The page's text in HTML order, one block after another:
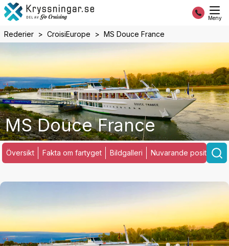
Meny
Rederier CroisiEurope MS Douce France
MS Douce France
Översikt Fakta om fartyget Bildgalleri Nuvarande position